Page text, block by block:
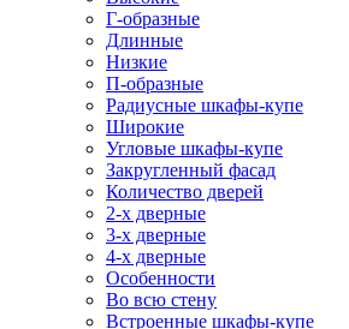
Г-образные
Длинные
Низкие
П-образные
Радиусные шкафы-купе
Широкие
Угловые шкафы-купе
Закругленный фасад
Количество дверей
2-х дверные
3-х дверные
4-х дверные
Особенности
Во всю стену
Встроенные шкафы-купе